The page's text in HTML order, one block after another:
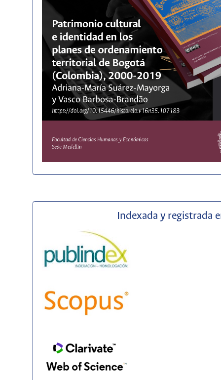
Indexada y registrada